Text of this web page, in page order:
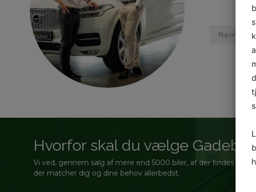
Hvorfor skal du vælge
Vi ved, gennem salg af mere end 5000 biler, at der findes lige
der matcher dig og dine behov allerbedst.